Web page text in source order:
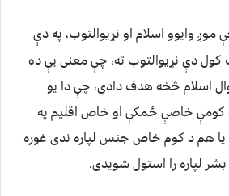
موږ وایوو اسلام او نړیوالتوب، په دې
دې نړیوالتوب ته، چې معنی یې ده
اسلام څخه هدف دادی، چې دا یو
د کومې خاصې ځمکې او خاص اقلیم په
یا هم د کوم خاص جنس لپاره ندی غوره
لپاره را استول شویدی.